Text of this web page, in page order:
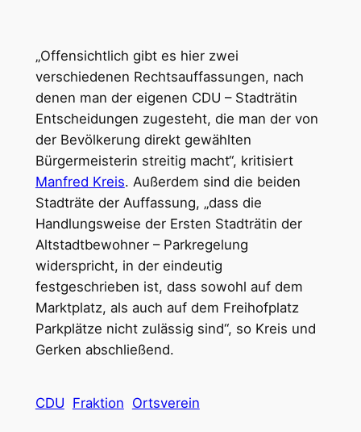
„Offensichtlich gibt es hier zwei
verschiedenen Rechtsauffassungen, nach
denen man der eigenen CDU – Stadträtin
Entscheidungen zugesteht, die man der von
der Bevölkerung direkt gewählten
Bürgermeisterin streitig macht“, kritisiert
Manfred Kreis. Außerdem sind die beiden
Stadträte der Auffassung, „dass die
Handlungsweise der Ersten Stadträtin der
Altstadtbewohner – Parkregelung
widerspricht, in der eindeutig
festgeschrieben ist, dass sowohl auf dem
Marktplatz, als auch auf dem Freihofplatz
Parkplätze nicht zulässig sind“, so Kreis und
Gerken abschließend.
CDU Fraktion Ortsverein